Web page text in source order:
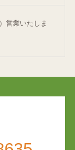
営業いたしま